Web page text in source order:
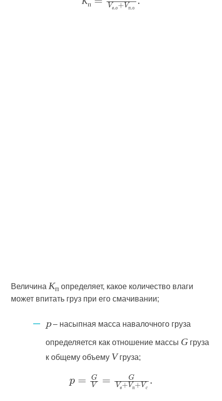
К
в о п о
ВеличинаКп определяет, какое количество влаги
может впитать груз при его смачивании;
p – насыпная масса навалочного груза
определяется как отношение массы G груза
к общему объему V груза;
в п с